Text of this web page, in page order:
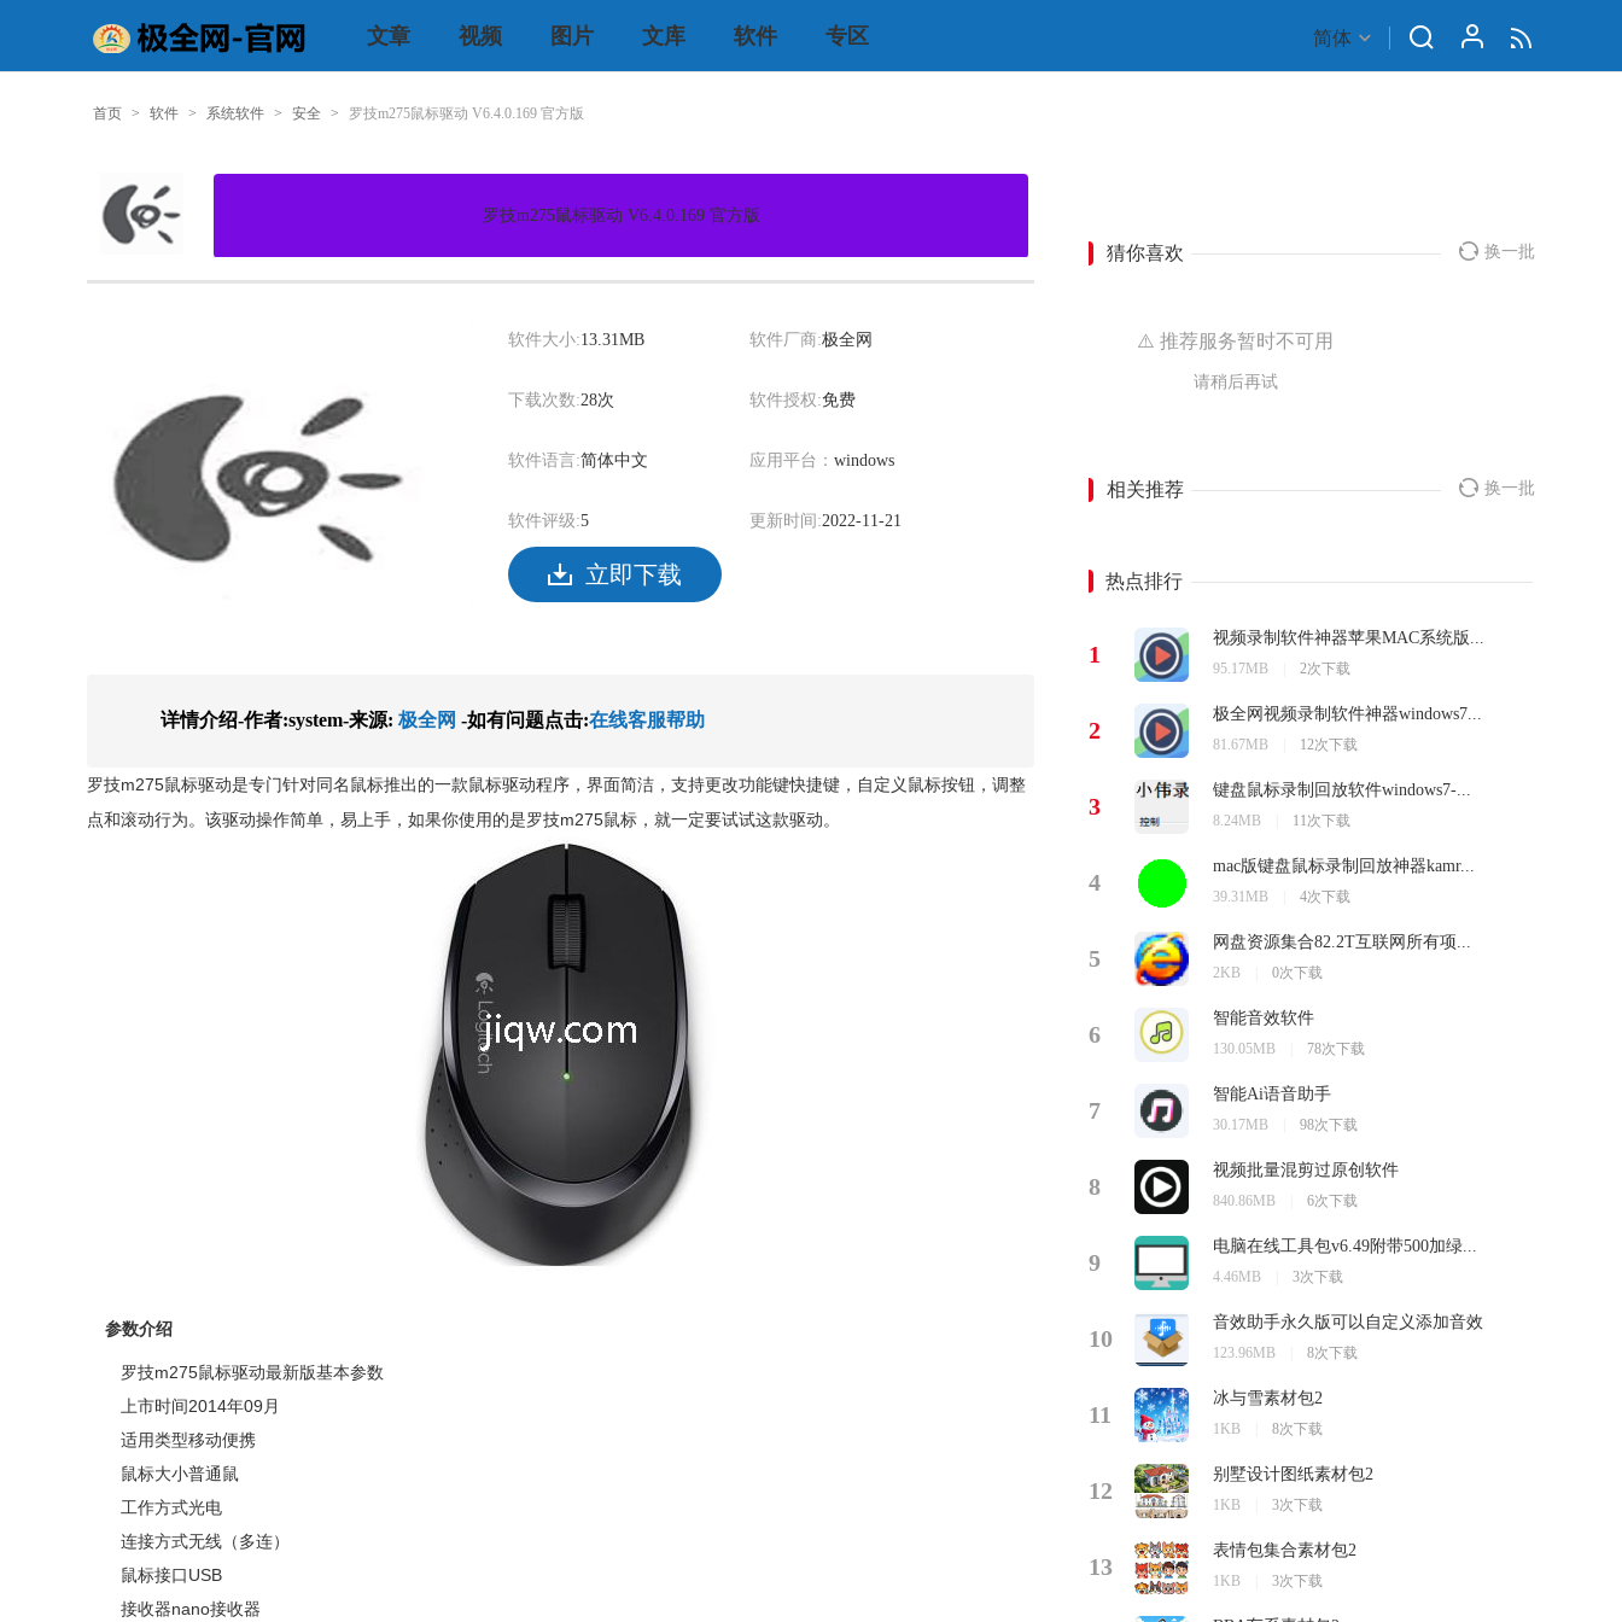
文章 视频 图片 文库 软件 专区 简体
首页 > 软件 > 系统软件 > 安全 > 罗技m275鼠标驱动 V6.4.0.169 官方版
罗技m275鼠标驱动 V6.4.0.169 官方版
软件大小:13.31MB
下载次数:28次
软件语言:简体中文
软件评级:5
软件厂商:极全网
软件授权:免费
应用平台： windows
更新时间:2022-11-21
立即下载
详情介绍-作者:system-来源: 极全网 -如有问题点击:在线客服帮助
罗技m275鼠标驱动是专门针对同名鼠标推出的一款鼠标驱动程序，界面简洁，支持更改功能键快捷键，自定义鼠标按钮，调整
点和滚动行为。该驱动操作简单，易上手，如果你使用的是罗技m275鼠标，就一定要试试这款驱动。
参数介绍
罗技m275鼠标驱动最新版基本参数
上市时间2014年09月
适用类型移动便携
鼠标大小普通鼠
工作方式光电
连接方式无线（多连）
鼠标接口USB
接收器nano接收器
猜你喜欢 换一批
⚠️ 推荐服务暂时不可用
请稍后再试
相关推荐 换一批
热点排行
1
视频录制软件神器苹果MAC系统版...
95.17MB 2次下载
2
极全网视频录制软件神器windows7...
81.67MB 12次下载
3
键盘鼠标录制回放软件windows7-...
8.24MB 11次下载
4
mac版键盘鼠标录制回放神器kamr...
39.31MB 4次下载
5
网盘资源集合82.2T互联网所有项...
2KB 0次下载
6
智能音效软件
130.05MB 78次下载
7
智能Ai语音助手
30.17MB 98次下载
8
视频批量混剪过原创软件
840.86MB 6次下载
9
电脑在线工具包v6.49附带500加绿...
4.46MB 3次下载
10
音效助手永久版可以自定义添加音效
123.96MB 8次下载
11
冰与雪素材包2
1KB 8次下载
12
别墅设计图纸素材包2
1KB 3次下载
13
表情包集合素材包2
1KB 3次下载